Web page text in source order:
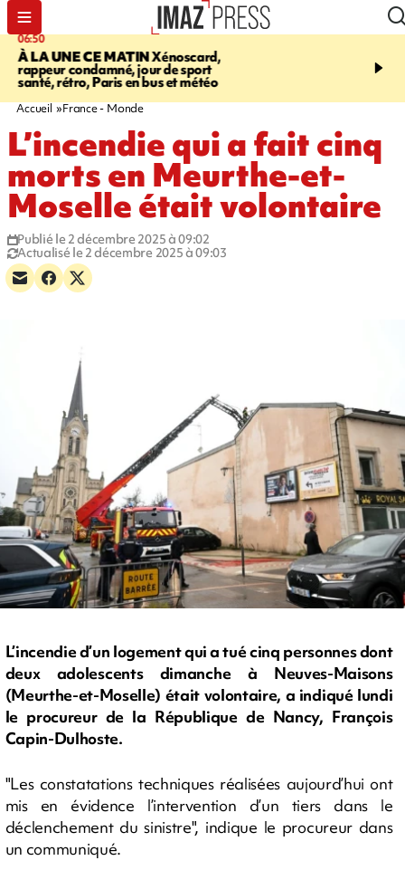
06:50
À LA UNE CE MATINXénoscard,
rappeur condamné, jour de sport
santé, rétro, Paris en bus et météo
21:08
et Turquie scellent un
Accueil France - Monde
L’incendie qui a fait cinq
morts en Meurthe-et-
Moselle était volontaire
Publié le 2 décembre 2025 à 09:02
Actualisé le 2 décembre 2025 à 09:03
L’incendie d’un logement qui a tué cinq personnes dont
deux adolescents dimanche à Neuves-Maisons
(Meurthe-et-Moselle) était volontaire, a indiqué lundi
le procureur de la République de Nancy, François
Capin-Dulhoste.
"Les constatations techniques réalisées aujourd’hui ont
mis en évidence l’intervention d’un tiers dans le
déclenchement du sinistre", indique le procureur dans
un communiqué.